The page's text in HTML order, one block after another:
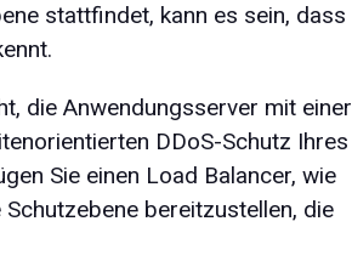
stattfindet, kann es sein, dass
die Anwendungsserver mit einer
DDoS-Schutz Ihres
Sie einen Load Balancer, wie
bereitzustellen, die